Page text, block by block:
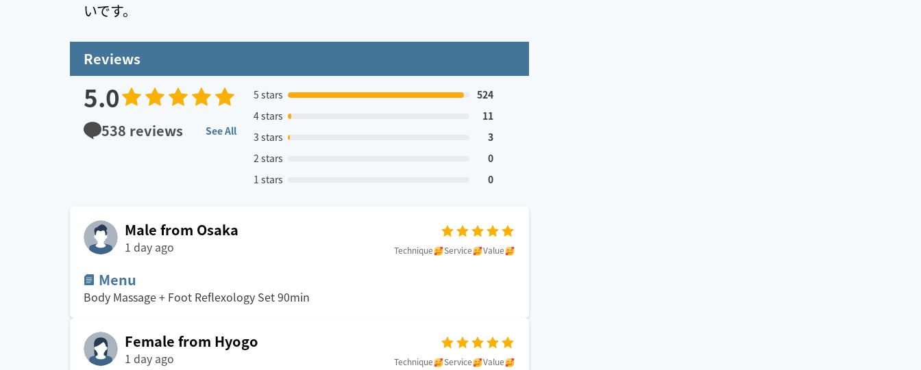
いです。
Reviews
5.0
538 reviews See All
5 stars
524
4 stars
11
3 stars
3
2 stars
0
1 stars
0
Male from Osaka
1 day ago Technique Service Value
Menu
Body Massage + Foot Reflexology Set90min
Female from Hyogo
1 day ago Technique Service Value